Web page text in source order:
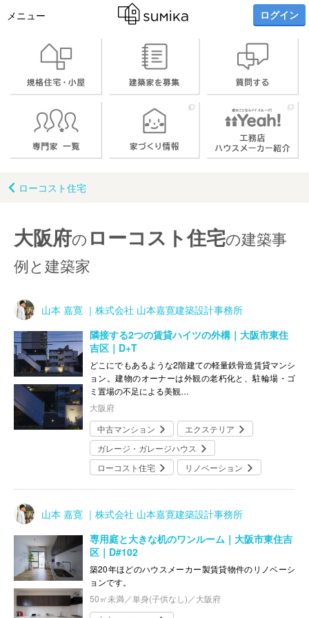
メニュー ログイン
ローコスト住宅
大阪府の ローコスト住宅の建築事
例と建築家
山本 嘉寛 ｜株式会社 山本嘉寛建築設計事務所
隣接する2つの賃貸ハイツの外構｜大阪市東住
吉区｜D+T
どこにでもあるような2階建ての軽量鉄骨造賃貸マンシ
ョン。建物のオーナーは外観の老朽化と、駐輪場・ゴ
ミ置場の不足による美観…
大阪府
中古マンション
エクステリア
ガレージ・ガレージハウス
ローコスト住宅
リノベーション
山本 嘉寛 ｜株式会社 山本嘉寛建築設計事務所
専用庭と大きな机のワンルーム｜大阪市東住吉
区｜D#102
築20年ほどのハウスメーカー製賃貸物件のリノベーシ
ョンです。
50㎡未満／単身(子供なし)／大阪府